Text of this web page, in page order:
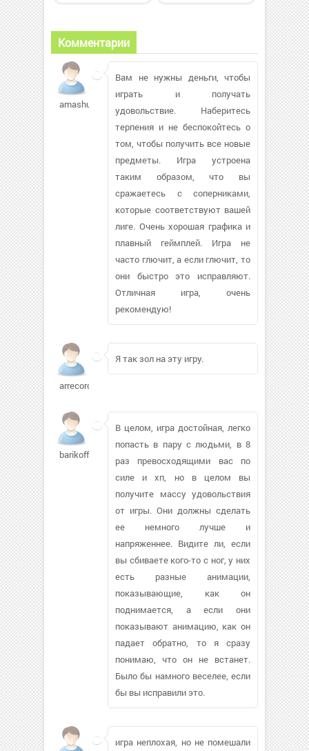
Комментарии
amashuha302
Вам не нужны деньги, чтобы
играть и получать
удовольствие. Наберитесь
терпения и не беспокойтесь о
том, чтобы получить все новые
предметы. Игра устроена
таким образом, что вы
сражаетесь с соперниками,
которые соответствуют вашей
лиге. Очень хорошая графика и
плавный геймплей. Игра не
часто глючит, а если глючит, то
они быстро это исправляют.
Отличная игра, очень
рекомендую!
arrecords72
Я так зол на эту игру.
barikoff46
В целом, игра достойная, легко
попасть в пару с людьми, в 8
раз превосходящими вас по
силе и хп, но в целом вы
получите массу удовольствия
от игры. Они должны сделать
ее немного лучше и
напряженнее. Видите ли, если
вы сбиваете кого-то с ног, у них
есть разные анимации,
показывающие, как он
поднимается, а если они
показывают анимацию, как он
падает обратно, то я сразу
понимаю, что он не встанет.
Было бы намного веселее, если
бы вы исправили это.
игра неплохая, но не помешали